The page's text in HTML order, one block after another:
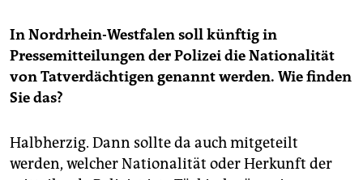
In Nordrhein-Westfalen soll künftig in
Pressemitteilungen der Polizei die Nationalität
von Tatverdächtigen genannt werden. Wie finden
Sie das?
Halbherzig. Dann sollte da auch mitgeteilt
werden, welcher Nationalität oder Herkunft der